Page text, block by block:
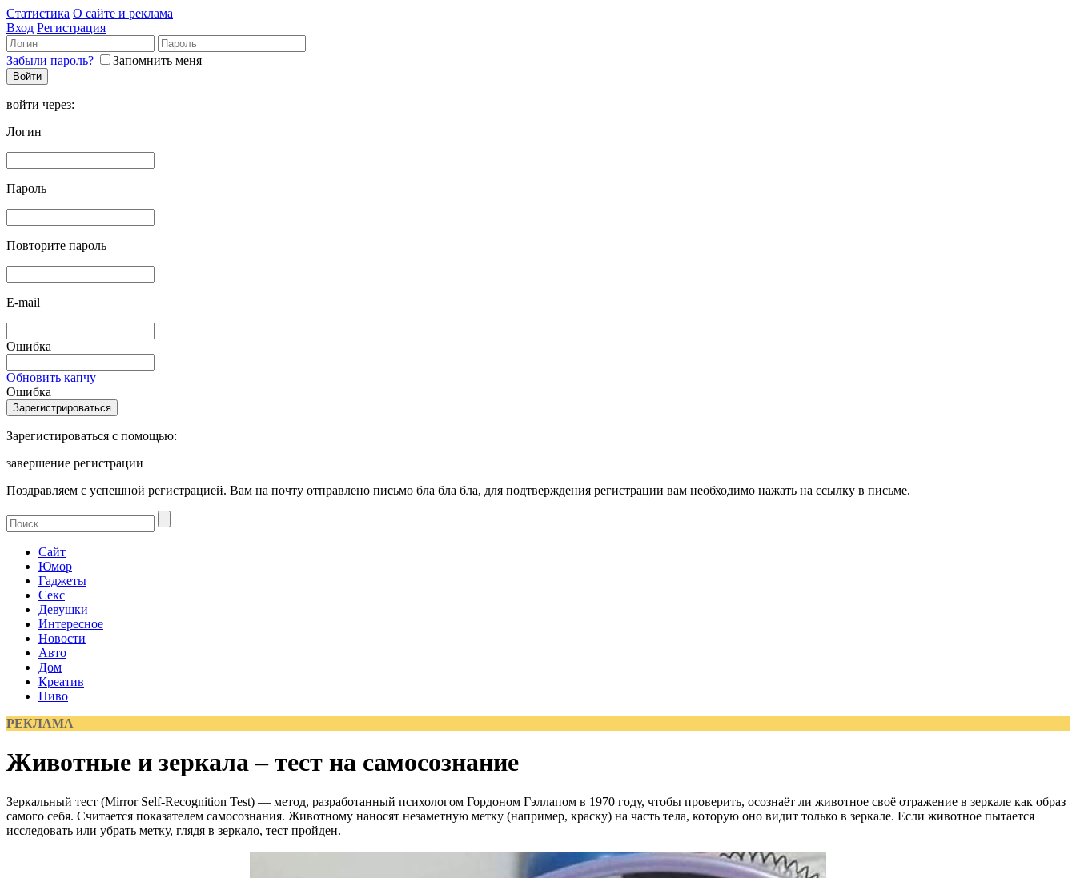
Статистика О сайте и реклама
Вход Регистрация
Забыли пароль? Запомнить меня
войти через:
Логин
Пароль
Повторите пароль
E-mail
Ошибка
Обновить капчу
Ошибка
Зарегистироваться с помощью:
завершение регистрации
Поздравляем с успешной регистрацией. Вам на почту отправлено письмо бла бла бла, для подтверждения регистрации вам необходимо нажать на ссылку в письме.
Сайт
Юмор
Гаджеты
Секс
Девушки
Интересное
Новости
Авто
Дом
Креатив
Пиво
РЕКЛАМА
Животные и зеркала – тест на самосознание
Зеркальный тест (Mirror Self-Recognition Test) — метод, разработанный психологом Гордоном Гэллапом в 1970 году, чтобы проверить, осознаёт ли животное своё отражение в зеркале как образ
самого себя. Считается показателем самосознания. Животному наносят незаметную метку (например, краску) на часть тела, которую оно видит только в зеркале. Если животное пытается
исследовать или убрать метку, глядя в зеркало, тест пройден.